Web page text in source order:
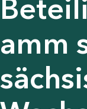
amm